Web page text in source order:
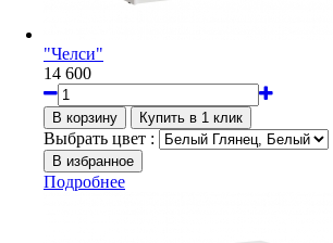
"Челси"
14 600
Выбрать цвет :
Подробнее